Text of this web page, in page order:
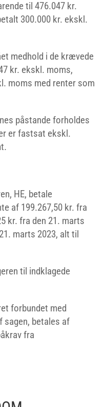
til 476.047 kr.
300.000 kr. ekskl.
medhold i de krævede
kr. ekskl. moms,
moms med renter som
påstande forholdes
er fastsat ekskl.
HE, betale
af 199.267,50 kr. fra
kr. fra den 21. marts
marts 2023, alt til
til indklagede
forbundet med
sagen, betales af
fra